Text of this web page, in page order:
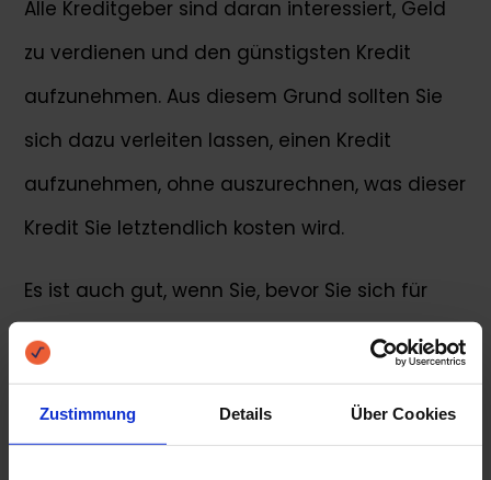
Zustimmung Details Über Cookies
Alle Kreditgeber sind daran interessiert, Geld
zu verdienen und den günstigsten Kredit
aufzunehmen. Aus diesem Grund sollten Sie
sich dazu verleiten lassen, einen Kredit
aufzunehmen, ohne auszurechnen, was dieser
Kredit Sie letztendlich kosten wird.
Es ist auch gut, wenn Sie, bevor Sie sich für
einen bestimmten Anbieter entscheiden,
verschiedene Kreditarten und Kreditanbieter
vergleichen. Hier auf MoreBanker können Sie